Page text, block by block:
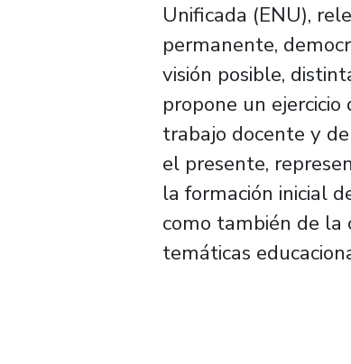
Unificada (ENU),
permanente,
visión posible,
propone un
trabajo docente y
el presente,
la formación inicial
como también de la
temáticas